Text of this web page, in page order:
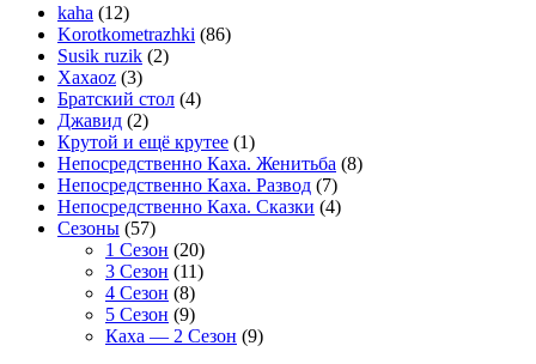
kaha (12)
Korotkometrazhki (86)
Susik ruzik (2)
Xaxaoz (3)
Братский стол (4)
Джавид (2)
Крутой и ещё крутее (1)
Непосредственно Каха. Женитьба (8)
Непосредственно Каха. Развод (7)
Непосредственно Каха. Сказки (4)
Сезоны (57)
1 Сезон (20)
3 Сезон (11)
4 Сезон (8)
5 Сезон (9)
Каха — 2 Сезон (9)